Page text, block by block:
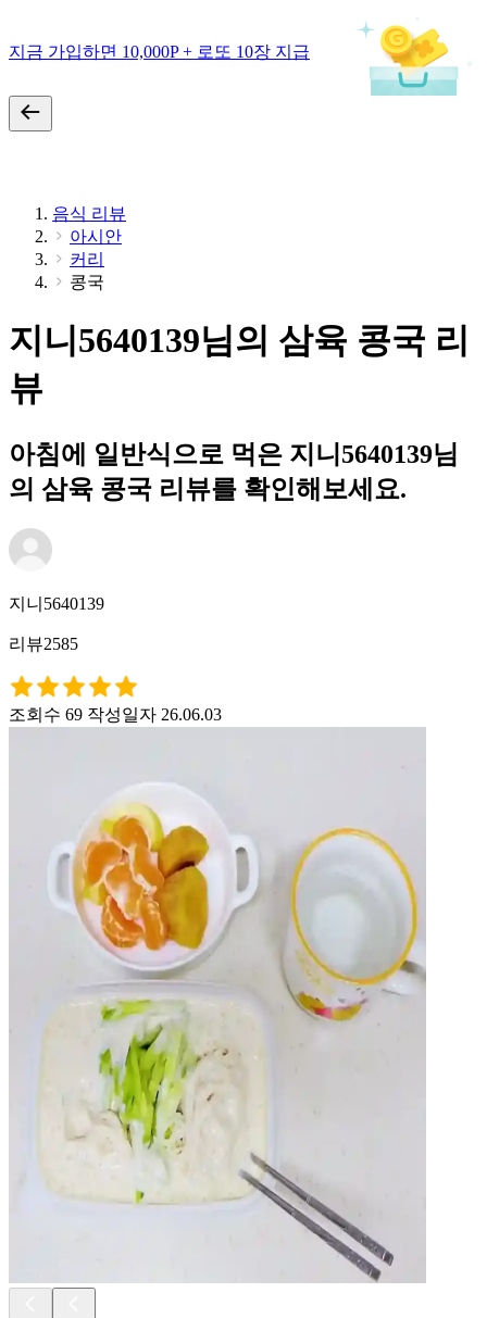
지금 가입하면 10,000P + 로또 10장 지급
음식 리뷰
아시안
커리
콩국
지니5640139님의 삼육 콩국 리
뷰
아침에 일반식으로 먹은 지니5640139님
의 삼육 콩국 리뷰를 확인해보세요.
지니5640139
리뷰2585
조회수 69 작성일자 26.06.03